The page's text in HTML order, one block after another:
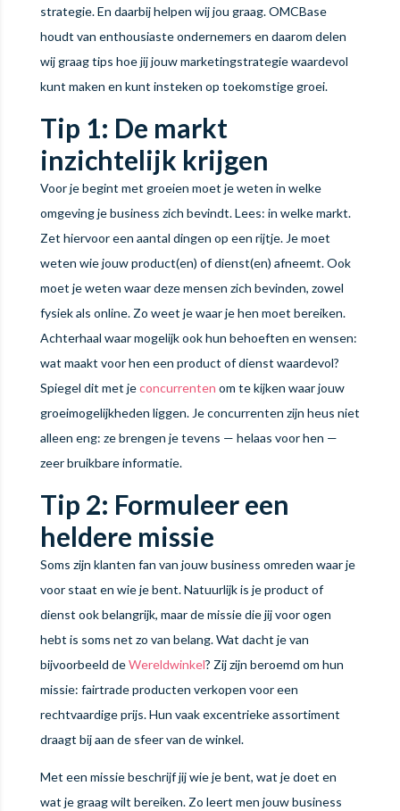
strategie. En daarbij helpen wij jou graag. OMCBase
houdt van enthousiaste ondernemers en daarom delen
wij graag tips hoe jij jouw marketingstrategie waardevol
kunt maken en kunt insteken op toekomstige groei.
Tip 1: De markt
inzichtelijk krijgen
Voor je begint met groeien moet je weten in welke
omgeving je business zich bevindt. Lees: in welke markt.
Zet hiervoor een aantal dingen op een rijtje. Je moet
weten wie jouw product(en) of dienst(en) afneemt. Ook
moet je weten waar deze mensen zich bevinden, zowel
fysiek als online. Zo weet je waar je hen moet bereiken.
Achterhaal waar mogelijk ook hun behoeften en wensen:
wat maakt voor hen een product of dienst waardevol?
Spiegel dit met jeconcurrenten om te kijken waar jouw
groeimogelijkheden liggen. Je concurrenten zijn heus niet
alleen eng: ze brengen je tevens — helaas voor hen —
zeer bruikbare informatie.
Tip 2: Formuleer een
heldere missie
Soms zijn klanten fan van jouw business omreden waar je
voor staat en wie je bent. Natuurlijk is je product of
dienst ook belangrijk, maar de missie die jij voor ogen
hebt is soms net zo van belang. Wat dacht je van
bijvoorbeeld deWereldwinkel? Zij zijn beroemd om hun
missie: fairtrade producten verkopen voor een
rechtvaardige prijs. Hun vaak excentrieke assortiment
draagt bij aan de sfeer van de winkel.
Met een missie beschrijf jij wie je bent, wat je doet en
wat je graag wilt bereiken. Zo leert men jouw business